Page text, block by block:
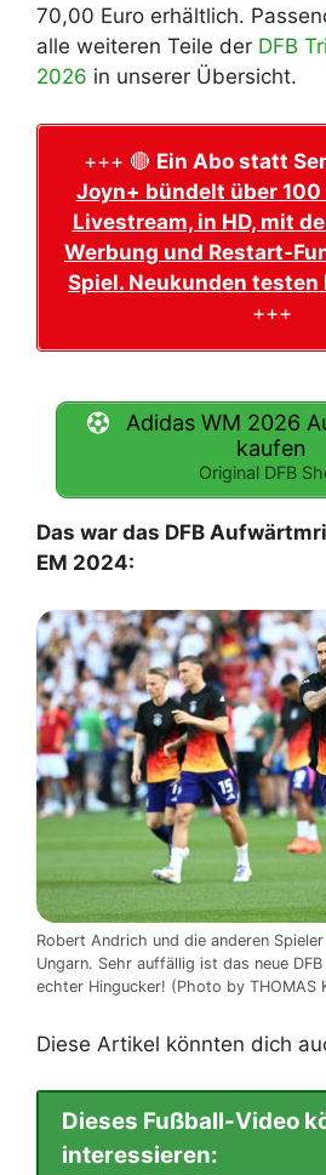
70,00 Euro erhältlich.
alle weiteren Teile der DFB
2026 in unserer Übersicht.
+++ 🔴 Ein Abo statt
Joyn+ bündelt über 100
Livestream, in HD, mit
Werbung und Restart-
Spiel. Neukunden
+++
Adidas WM 2026
kaufen
Original DFB
Das war das DFB
EM 2024:
Robert Andrich und die anderen
Ungarn. Sehr auffällig ist das neue
echter Hingucker! (Photo by THOMAS
Diese Artikel könnten dich
Dieses Fußball-Video
interessieren: